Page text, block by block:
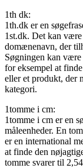
1th dk:
1th.dk er en
1st.dk. Det kan være
domænenavn, der
Søgningen kan
for eksempel at
eller et produkt, der
kategori.
1tomme i cm:
1tomme i cm er en
måleenheder. En
er en international
at finde den
tomme svarer til